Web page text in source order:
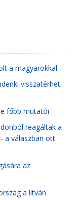
a magyarokkal
visszatérhet
főbb mutatói
reagáltak a
a válaszban ott
az
a litván